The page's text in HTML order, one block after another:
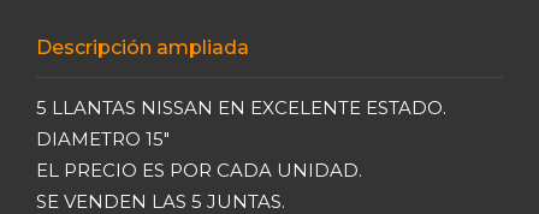
Descripción ampliada
5 LLANTAS NISSAN EN EXCELENTE ESTADO.
DIAMETRO 15"
EL PRECIO ES POR CADA UNIDAD.
SE VENDEN LAS 5 JUNTAS.